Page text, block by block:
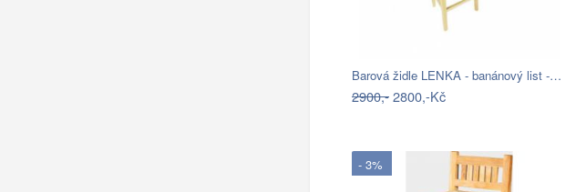
Barová židle LENKA - banánový list -…
2900,-2800,-Kč
- 3%